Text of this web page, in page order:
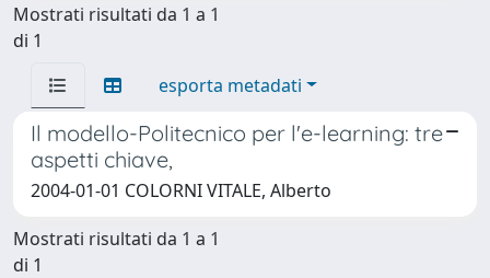
Mostrati risultati da 1 a 1
di 1
esporta metadati
Il modello-Politecnico per l'e-learning: tre
aspetti chiave,
2004-01-01 COLORNI VITALE, Alberto
Mostrati risultati da 1 a 1
di 1